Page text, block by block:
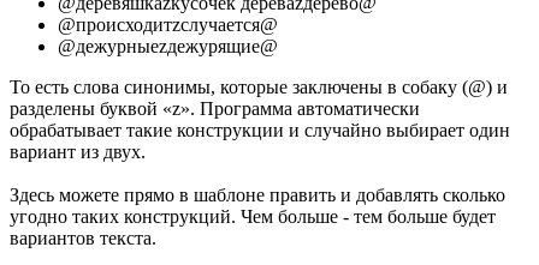
@происходитzслучается@
@дежурныеzдежурящие@
То есть слова синонимы, которые заключены в собаку (@) и
разделены буквой «z». Программа автоматически
обрабатывает такие конструкции и случайно выбирает один
вариант из двух.
Здесь можете прямо в шаблоне править и добавлять сколько
угодно таких конструкций. Чем больше - тем больше будет
вариантов текста.